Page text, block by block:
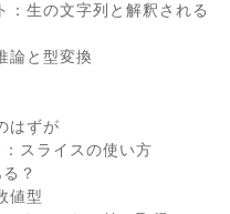
生の文字列と解釈される
論と型変換
はずが
スライスの使い方
？
値型